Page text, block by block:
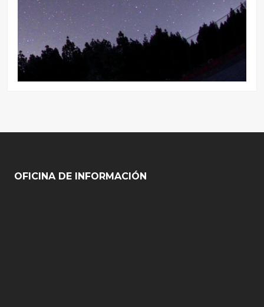
OFICINA DE INFORMACIÓN